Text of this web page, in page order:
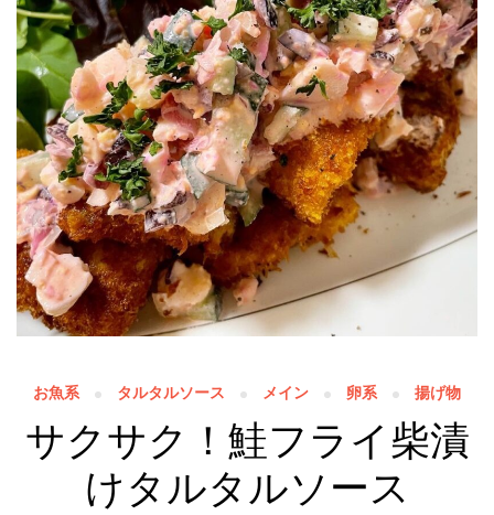
お魚系 タルタルソース メイン 卵系 揚げ物
サクサク！鮭フライ柴漬
けタルタルソース